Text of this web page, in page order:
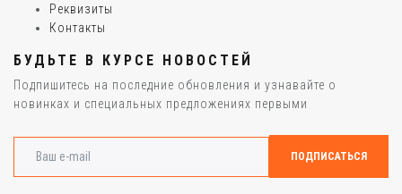
Реквизиты
Контакты
БУДЬТЕ В КУРСЕ НОВОСТЕЙ
Подпишитесь на последние обновления и узнавайте о
новинках и специальных предложениях первыми